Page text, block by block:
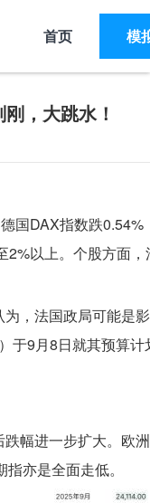
首页 模
，大跳水！
DAX指数跌0.54%
以上。个股方面
法国政局可能是
于9月8日就其预算
进一步扩大。欧
亦是全面走低。